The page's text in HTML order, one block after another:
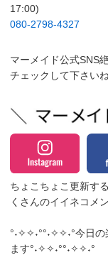
17:00)
080-2798-4327
マーメイド公式SNS
チェックして下さい
ちょこちょこ更新す
くさんのイイネコメ
°˖✧✧˖°°˖✧✧˖°今日
ます°˖✧✧˖°°˖✧✧˖°